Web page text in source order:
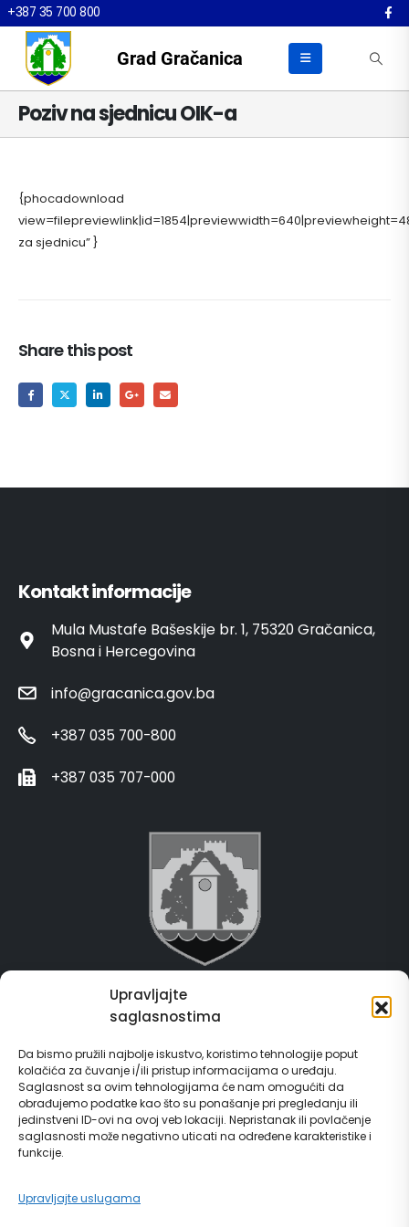
Upravljajte
saglasnostima
Da bismo pružili najbolje iskustvo, koristimo tehnologije poput
kolačića za čuvanje i/ili pristup informacijama o uređaju.
Saglasnost sa ovim tehnologijama će nam omogućiti da
obrađujemo podatke kao što su ponašanje pri pregledanju ili
jedinstveni ID-ovi na ovoj veb lokaciji. Nepristanak ili povlačenje
saglasnosti može negativno uticati na određene karakteristike i
funkcije.
Upravljajte uslugama
+387 35 700 800
Grad Gračanica
Poziv na sjednicu OIK-a
{phocadownload
za sjednicu” }
Share this post
Kontakt informacije
Mula Mustafe Bašeskije br. 1, 75320 Gračanica,
Bosna i Hercegovina
info@gracanica.gov.ba
+387 035 700-800
+387 035 707-000
Grad Gračanica
E-Matičar
72 sata sistem
Invest in Gračanica
Vodič za građane